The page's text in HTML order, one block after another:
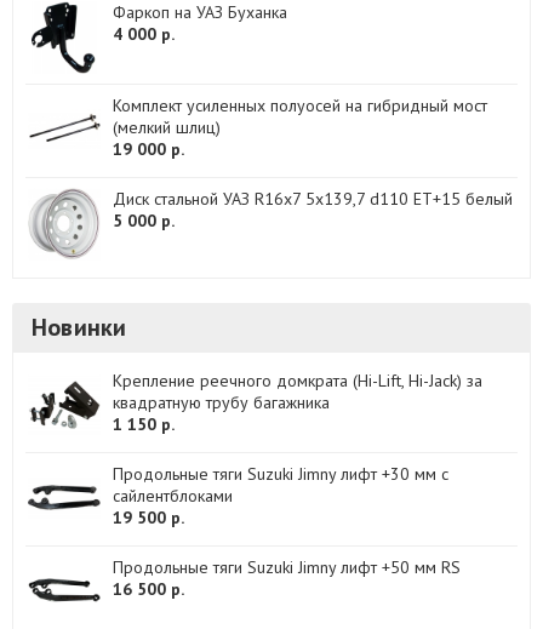
Фаркоп на УАЗ Буханка
4 000 р.
Комплект усиленных полуосей на гибридный мост
(мелкий шлиц)
19 000 р.
Диск стальной УАЗ R16х7 5x139,7 d110 ET+15 белый
5 000 р.
Новинки
Крепление реечного домкрата (Hi-Lift, Hi-Jack) за
квадратную трубу багажника
1 150 р.
Продольные тяги Suzuki Jimny лифт +30 мм с
сайлентблоками
19 500 р.
Продольные тяги Suzuki Jimny лифт +50 мм RS
16 500 р.